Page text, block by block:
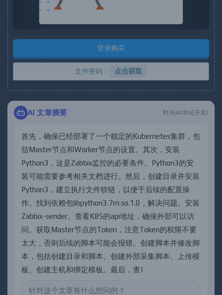
登录购买
文件密码： 点击获取
AI 文章摘要 时光AI(本站开发)
首先 ， 确保已经部署了一个稳定的Kubernetes集群 ， 包
括Master节点和Worker节点的设置。 其次 ， 安装
Python3 ， 这是Zabbix监控的必要条件。 Python3的安
装可能需要参考相关文档进行。 然后 ， 创 建目录并安装
Python3 ， 建立执行文件软链 ， 以便于后续的配置操
作。 找到 依赖包libpython3.7m.so.1.0 ， 解决问题。 安装
Zabbix-sender。 查看K8S的api地址 ， 确保外部可 以访
问。 获取Master节点的Token ， 注意Token的权限不要
太大 ， 否则 后续的脚本可能会报错。 创 建脚本并修改脚
本 ， 包括创 建目录和脚本 创 建外部采集脚本 上传模
板
创 建主机和绑定模板 。 最后 ， 查看